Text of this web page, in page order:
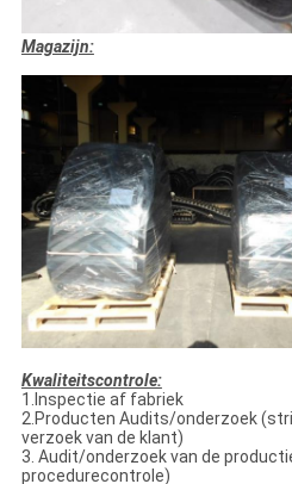
Magazijn:
Kwaliteitscontrole:
1.Inspectie af fabriek
2.Producten Audits/onderzoek
verzoek van de klant)
3. Audit/onderzoek van de
procedurecontrole)